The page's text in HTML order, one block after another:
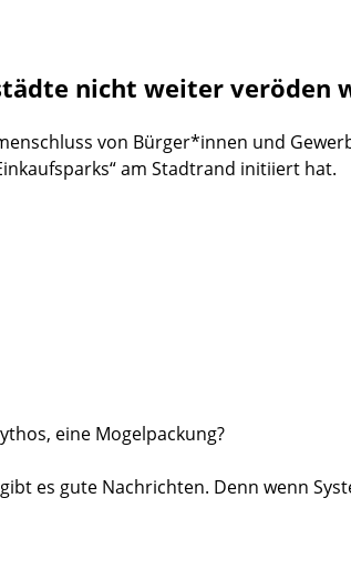
nicht weiter veröden
von Bürger*innen und
am Stadtrand initiiert hat.
eine Mogelpackung?
es gute Nachrichten. Denn wenn